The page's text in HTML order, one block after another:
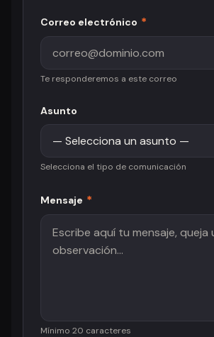
Correo electrónico *
Te responderemos a este correo
Asunto
Selecciona el tipo de comunicación
Mensaje *
Mínimo 20 caracteres